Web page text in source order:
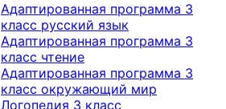
Адаптированная программа 3
класс русский язык
Адаптированная программа 3
класс чтение
Адаптированная программа 3
класс окружающий мир
Логопедия 3 класс